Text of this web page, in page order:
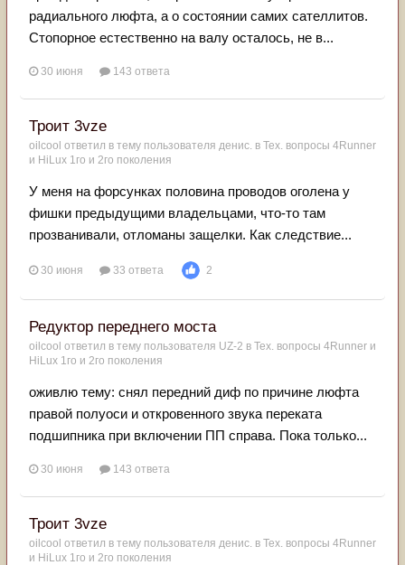
радиального люфта, а о состоянии самих сателлитов.
Стопорное естественно на валу осталось, не в...
30 июня 143 ответа
Троит 3vze
oilcool ответил в тему пользователя денис. в Тех. вопросы 4Runner
и HiLux 1го и 2го поколения
У меня на форсунках половина проводов оголена у
фишки предыдущими владельцами, что-то там
прозванивали, отломаны защелки. Как следствие...
30 июня 33 ответа 2
Редуктор переднего моста
oilcool ответил в тему пользователя UZ-2 в Тех. вопросы 4Runner и
HiLux 1го и 2го поколения
оживлю тему: снял передний диф по причине люфта
правой полуоси и откровенного звука переката
подшипника при включении ПП справа. Пока только...
30 июня 143 ответа
Троит 3vze
oilcool ответил в тему пользователя денис. в Тех. вопросы 4Runner
и HiLux 1го и 2го поколения